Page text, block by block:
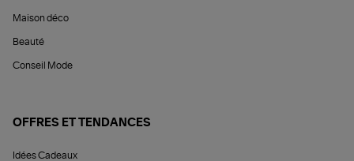
Maison déco
Beauté
Conseil Mode
OFFRES ET TENDANCES
Idées Cadeaux